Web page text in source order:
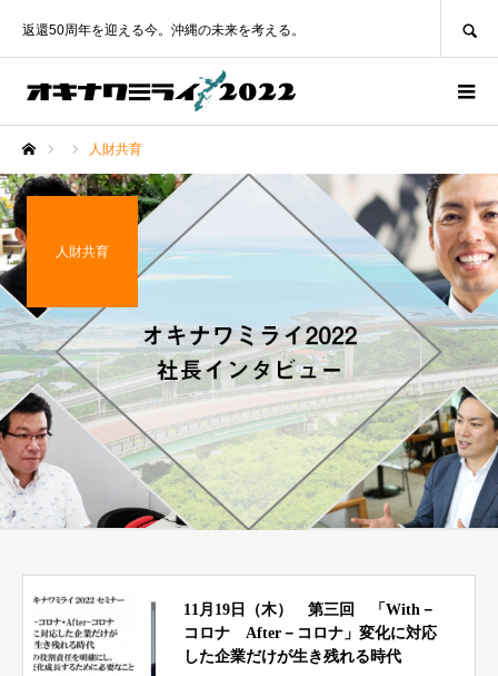
返還50周年を迎える今。沖縄の未来を考える。
人財共育
人財共育
11月19日（木） 第三回 「With－
コロナ After－コロナ」変化に対応
した企業だけが生き残れる時代